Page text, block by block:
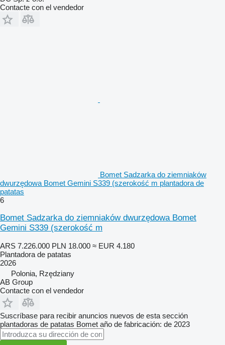
Contacte con el vendedor
Bomet Sadzarka do ziemniaków
dwurzędowa Bomet Gemini S339 (szerokość m plantadora de
patatas
6
Bomet Sadzarka do ziemniaków dwurzędowa Bomet
Gemini S339 (szerokość m
ARS 7.226.000 PLN 18.000 ≈ EUR 4.180
Plantadora de patatas
2026
Polonia, Rzędziany
AB Group
Contacte con el vendedor
Suscríbase para recibir anuncios nuevos de esta sección
plantadoras de patatas Bomet año de fabricación: de 2023